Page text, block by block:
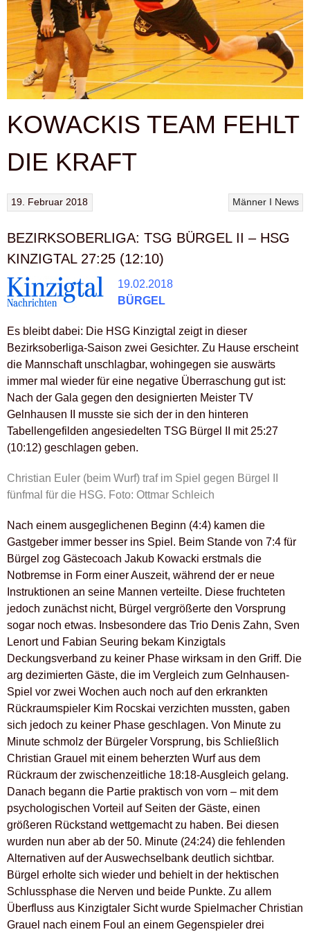
KOWACKIS TEAM FEHLT
DIE KRAFT
Männer I News
19. Februar 2018
BEZIRKSOBERLIGA: TSG BÜRGEL II – HSG
KINZIGTAL 27:25 (12:10)
19.02.2018
BÜRGEL
Es bleibt dabei: Die HSG Kinzigtal zeigt in dieser
Bezirksoberliga-Saison zwei Gesichter. Zu Hause erscheint
die Mannschaft unschlagbar, wohingegen sie auswärts
immer mal wieder für eine negative Überraschung gut ist:
Nach der Gala gegen den designierten Meister TV
Gelnhausen II musste sie sich der in den hinteren
Tabellengefilden angesiedelten TSG Bürgel II mit 25:27
(10:12) geschlagen geben.
Christian Euler (beim Wurf) traf im Spiel gegen Bürgel II
fünfmal für die HSG. Foto: Ottmar Schleich
Nach einem ausgeglichenen Beginn (4:4) kamen die
Gastgeber immer besser ins Spiel. Beim Stande von 7:4 für
Bürgel zog Gästecoach Jakub Kowacki erstmals die
Notbremse in Form einer Auszeit, während der er neue
Instruktionen an seine Mannen verteilte. Diese fruchteten
jedoch zunächst nicht, Bürgel vergrößerte den Vorsprung
sogar noch etwas. Insbesondere das Trio Denis Zahn, Sven
Lenort und Fabian Seuring bekam Kinzigtals
Deckungsverband zu keiner Phase wirksam in den Griff. Die
arg dezimierten Gäste, die im Vergleich zum Gelnhausen-
Spiel vor zwei Wochen auch noch auf den erkrankten
Rückraumspieler Kim Rocskai verzichten mussten, gaben
sich jedoch zu keiner Phase geschlagen. Von Minute zu
Minute schmolz der Bürgeler Vorsprung, bis Schließlich
Christian Grauel mit einem beherzten Wurf aus dem
Rückraum der zwischenzeitliche 18:18-Ausgleich gelang.
Danach begann die Partie praktisch von vorn – mit dem
psychologischen Vorteil auf Seiten der Gäste, einen
größeren Rückstand wettgemacht zu haben. Bei diesen
wurden nun aber ab der 50. Minute (24:24) die fehlenden
Alternativen auf der Auswechselbank deutlich sichtbar.
Bürgel erholte sich wieder und behielt in der hektischen
Schlussphase die Nerven und beide Punkte. Zu allem
Überfluss aus Kinzigtaler Sicht wurde Spielmacher Christian
Grauel nach einem Foul an einem Gegenspieler drei